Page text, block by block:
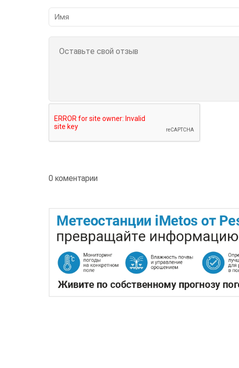
0 коментарии